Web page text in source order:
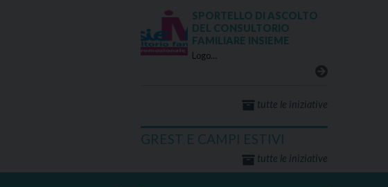
SPORTELLO DI ASCOLTO
DEL CONSULTORIO
FAMILIARE INSIEME
Logo…
tutte le iniziative
GREST E CAMPI ESTIVI
tutte le iniziative